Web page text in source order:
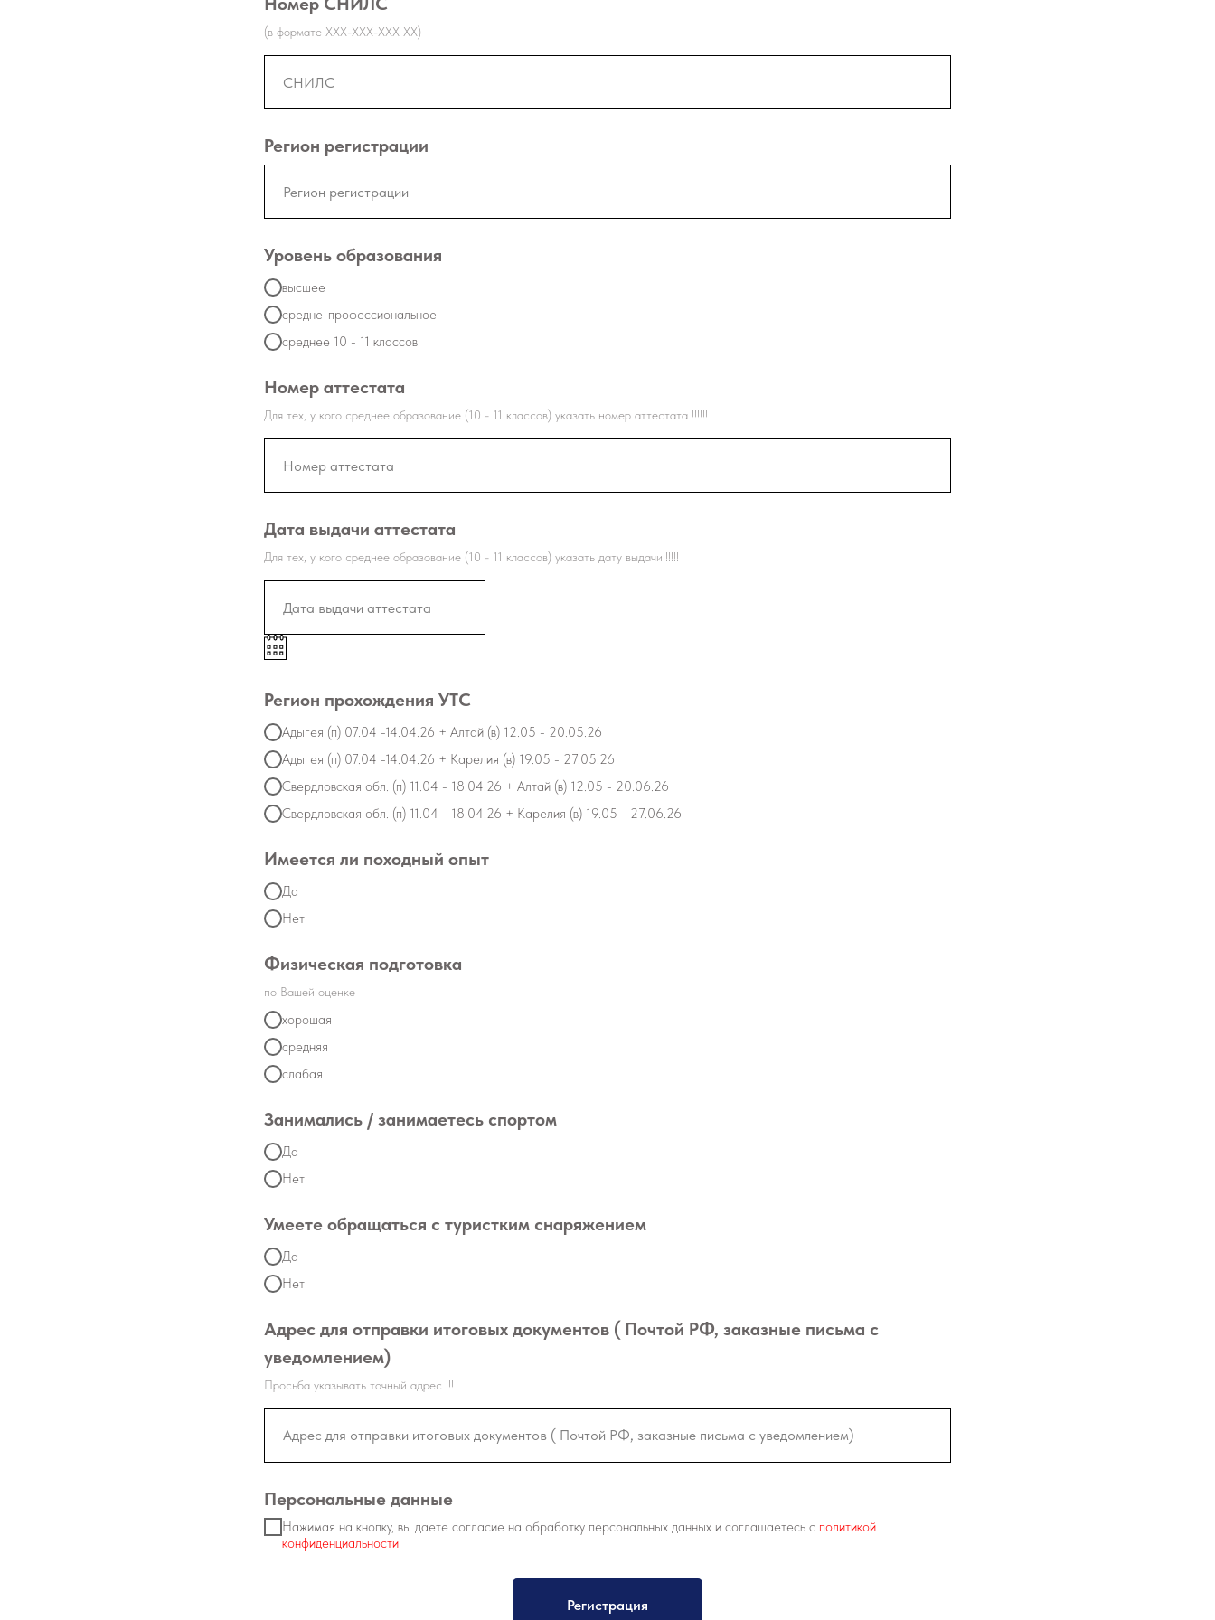
(в формате ХХХ-ХХХ-ХХХ ХХ)
Регион регистрации
Уровень образования
высшее
средне-профессиональное
среднее 10 - 11 классов
Номер аттестата
Для тех, у кого среднее образование (10 - 11 классов) указать номер аттестата !!!!!!
Дата выдачи аттестата
Для тех, у кого среднее образование (10 - 11 классов) указать дату выдачи!!!!!!
Регион прохождения УТС
Адыгея (п) 07.04 -14.04.26 + Алтай (в) 12.05 - 20.05.26
Адыгея (п) 07.04 -14.04.26 + Карелия (в) 19.05 - 27.05.26
Свердловская обл. (п) 11.04 - 18.04.26 + Алтай (в) 12.05 - 20.06.26
Свердловская обл. (п) 11.04 - 18.04.26 + Карелия (в) 19.05 - 27.06.26
Имеется ли походный опыт
Да
Нет
Физическая подготовка
по Вашей оценке
хорошая
средняя
слабая
Занимались / занимаетесь спортом
Да
Нет
Умеете обращаться с туристким снаряжением
Да
Нет
Адрес для отправки итоговых документов ( Почтой РФ, заказные письма с
уведомлением)
Просьба указывать точный адрес !!!
Персональные данные
Нажимая на кнопку, вы даете согласие на обработку персональных данных и соглашаетесь c политикой
конфиденциальности
Регистрация